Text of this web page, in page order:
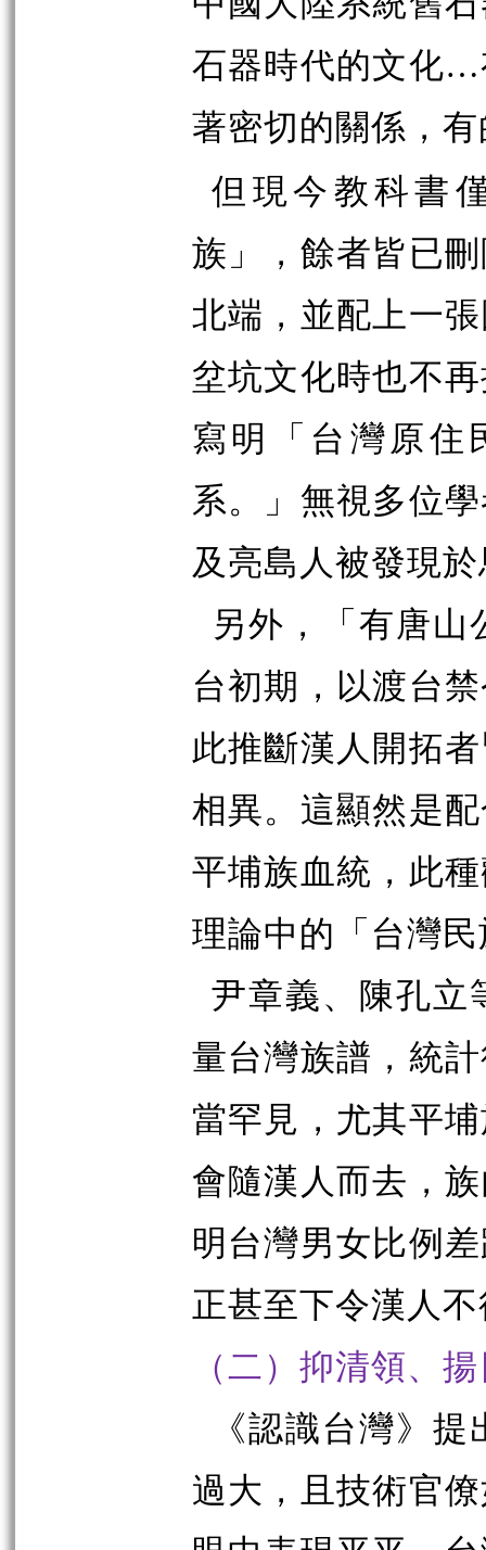
石器時代的文化…
著密切的關係，
但現今教科書
族」，餘者皆已
北端，並配上一
坌坑文化時也不
寫明「台灣原住
系。」無視多位
及亮島人被發現
另外，「有唐
台初期，以渡台
此推斷漢人開拓
相異。這顯然是
平埔族血統，此
理論中的「台灣
尹章義、陳孔立
量台灣族譜，統
當罕見，尤其平
會隨漢人而去，
明台灣男女比例
正甚至下令漢人
（二）抑清領、
《認識台灣》
過大，且技術官